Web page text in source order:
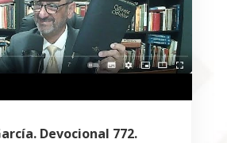
Devocional 772.